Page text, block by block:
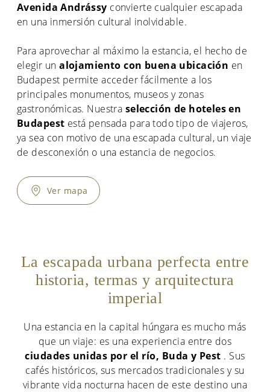
Avenida Andrássy convierte cualquier escapada
en una inmersión cultural inolvidable.
Para aprovechar al máximo la estancia, el hecho de
elegir unalojamiento con buena ubicación en
Budapest permite acceder fácilmente a los
principales monumentos, museos y zonas
gastronómicas. Nuestra selección de hoteles en
Budapest está pensada para todo tipo de viajeros,
ya sea con motivo de una escapada cultural, un viaje
de desconexión o una estancia de negocios.
Ver mapa
La escapada urbana perfecta entre
historia, termas y arquitectura
imperial
Una estancia en la capital húngara es mucho más
que un viaje: es una experiencia entre dos
ciudades unidas por el río, Buda y Pest . Sus
cafés históricos, sus mercados tradicionales y su
vibrante vida nocturna hacen de este destino una